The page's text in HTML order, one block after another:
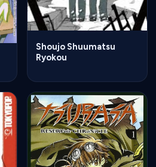
Shoujo Shuumatsu
Ryokou